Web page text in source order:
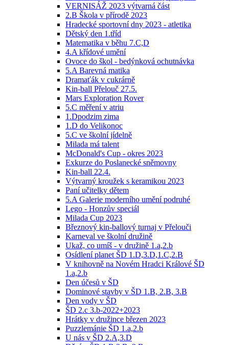
VERNISÁŽ 2023 výtvarná část
2.B Škola v přírodě 2023
Hradecké sportovní dny 2023 - atletika
Dětský den 1.tříd
Matematika v běhu 7.C,D
4.A křídové umění
Ovoce do škol - bedýnková ochutnávka
5.A Barevná matika
Dramaťák v cukrárně
Kin-ball Přelouč 27.5.
Mars Exploration Rover
5.C měření v atriu
1.Dpodzim zima
1.D do Velikonoc
5.C ve školní jídelně
Milada má talent
McDonald's Cup - okres 2023
Exkurze do Poslanecké sněmovny
Kin-ball 22.4.
Výtvarný kroužek s keramikou 2023
Paní učitelky dětem
5.A Galerie moderního umění podruhé
Lego - Honzův speciál
Milada Cup 2023
Březnový kin-ballový turnaj v Přelouči
Karneval ve školní družině
Ukaž, co umíš - v družině 1.a,2.b
Osídlení planet ŠD 1.D,3.D,1.C,2.B
V knihovně na Novém Hradci Králové ŠD
1.a,2.b
Den účesů v ŠD
Dominové stavby v ŠD 1.B, 2.B, 3.B
Den vody v ŠD
ŠD 2.c 3.b-2022+2023
Hrátky v družince březen 2023
Puzzlemánie ŠD 1.a,2.b
U nás v ŠD 2.A,3.D